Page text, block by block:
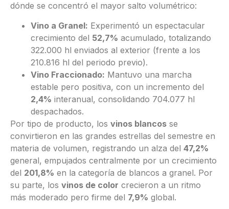
dónde se concentró el mayor salto volumétrico:
Vino a Granel: Experimentó un espectacular
crecimiento del 52,7% acumulado, totalizando
322.000 hl enviados al exterior (frente a los
210.816 hl del periodo previo).
Vino Fraccionado: Mantuvo una marcha
estable pero positiva, con un incremento del
2,4% interanual, consolidando 704.077 hl
despachados.
Por tipo de producto, los vinos blancos se
convirtieron en las grandes estrellas del semestre en
materia de volumen, registrando un alza del 47,2%
general, empujados centralmente por un crecimiento
del 201,8% en la categoría de blancos a granel. Por
su parte, los vinos de color crecieron a un ritmo
más moderado pero firme del 7,9% global.